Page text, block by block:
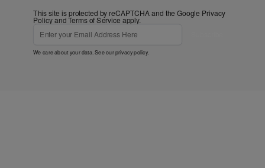
This site is protected by reCAPTCHA and the Google Privacy
PolicyandTerms of Service apply.
We care about your data. See ourprivacy policy.